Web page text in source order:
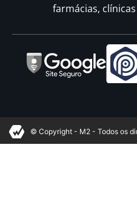
farmácias,
© Copyright - M2 - Todos os